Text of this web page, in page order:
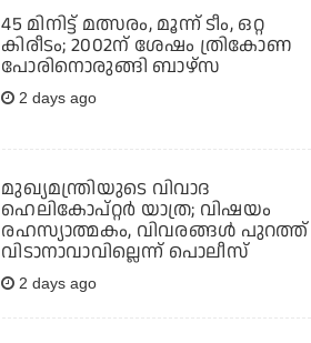
45 മിനിട്ട് മത്സരം, മൂന്ന് ടീം, ഒറ്റ
കിരീടം; 2002ന് ശേഷം ത്രികോണ
പോരിനൊരുങ്ങി ബാഴ്‌സ
2 days ago
മുഖ്യമന്ത്രിയുടെ വിവാദ
ഹെലികോപ്റ്റര്‍ യാത്ര; വിഷയം
രഹസ്യാത്മകം, വിവരങ്ങള്‍ പുറത്ത്
വിടാനാവാവില്ലെന്ന് പൊലീസ്
2 days ago